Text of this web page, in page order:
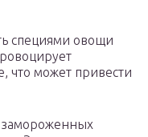
специями овощи
что может привести